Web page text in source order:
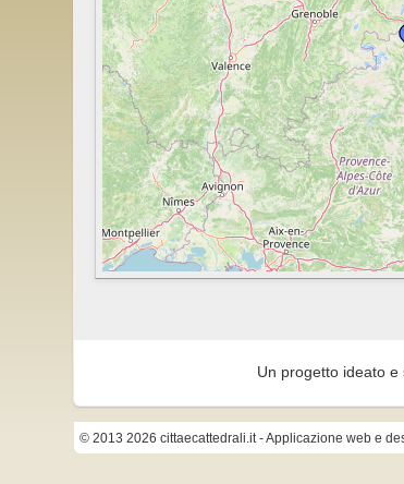
Un progetto ideato e
© 2013 2026 cittaecattedrali.it- Applicazione web e